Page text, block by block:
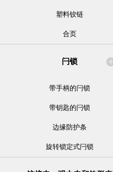
塑料铰链
合页
闩锁
带手柄的闩锁
带钥匙的闩锁
边缘防护条
旋转锁定式闩锁